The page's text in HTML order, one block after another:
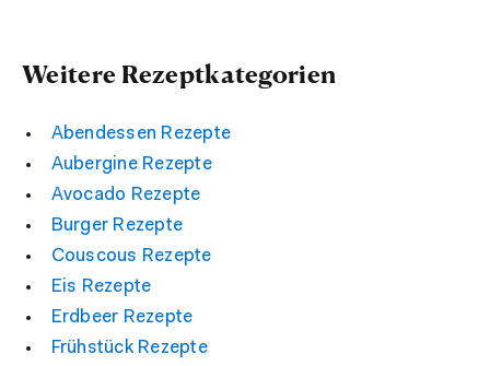
Weitere Rezeptkategorien
Abendessen Rezepte
Aubergine Rezepte
Avocado Rezepte
Burger Rezepte
Couscous Rezepte
Eis Rezepte
Erdbeer Rezepte
Frühstück Rezepte